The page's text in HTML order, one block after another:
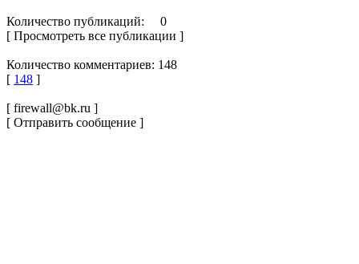
Количество публикаций: 0
[ Просмотреть все публикации ]
Количество комментариев: 148
[ 148 ]
[ firewall@bk.ru ]
[ Отправить сообщение ]